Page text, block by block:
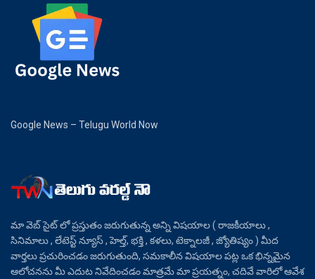
Google News – Telugu World Now
మా వెబ్ సైట్ లో ప్రస్తుతం జరుగుతున్న అన్ని విషయాల ( రాజకీయాలు ,
సినిమాలు , లేటెస్ట్ న్యూస్ , హెల్త్, భక్తి , కళలు, టెక్నాలజీ , జ్యోతిష్యం ) మీద
వార్తలు ప్రచురించడం జరుగుతుంది, సమకాలీన విషయాల పట్ల ఒక భిన్నమైన
ఆలోచనను మీ ఎదుట నివేదించడం మాత్రమే మా ప్రయత్నం, చదివే వారిలో ఆవేశ